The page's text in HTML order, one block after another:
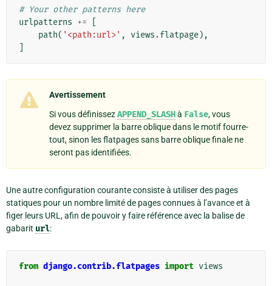
# Your other patterns here
urlpatterns +=
path( '<path:url>' , views .flatpage),
Avertissement
Si vous définissezAPPEND_SLASHà False, vous
devez supprimer la barre oblique dans le motif fourre-
tout, sinon les flatpages sans barre oblique finale ne
seront pas identifiées.
Une autre configuration courante consiste à utiliser des pages
statiques pour un nombre limité de pages connues à l’avance et à
figer leurs URL, afin de pouvoir y faire référence avec la balise de
gabarit url:
from django.contrib.flatpages import views